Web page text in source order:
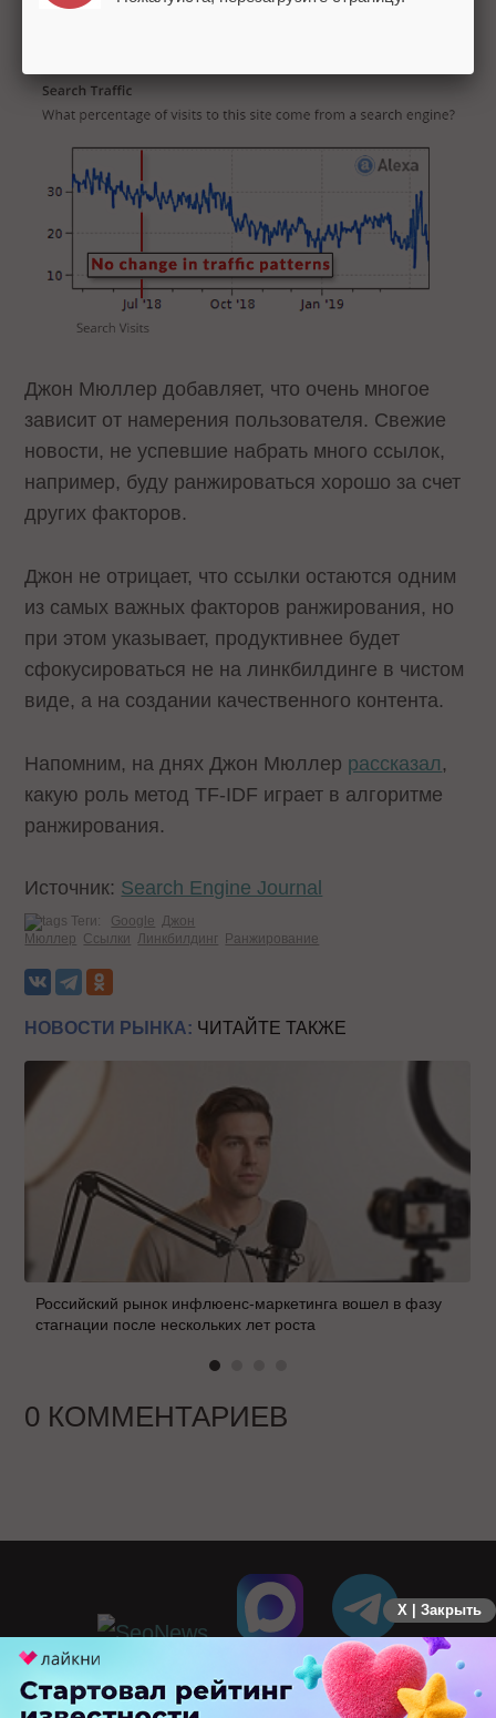
Джон Мюллер добавляет, что очень многое
зависит от намерения пользователя. Свежие
новости, не успевшие набрать много ссылок,
например, буду ранжироваться хорошо за счет
других факторов.
Джон не отрицает, что ссылки остаются одним
из самых важных факторов ранжирования, но
при этом указывает, продуктивнее будет
сфокусироваться не на линкбилдинге в чистом
виде, а на создании качественного контента.
Напомним, на днях Джон Мюллер рассказал ,
какую роль метод TF-IDF играет в алгоритме
ранжирования.
Источник: Search Engine Journal
Теги: Google Джон
Мюллер Ссылки Линкбилдинг Ранжирование
НОВОСТИ РЫНКА: ЧИТАЙТЕ ТАКЖЕ
Российский рынок инфлюенс-маркетинга вошел в фазу
стагнации после нескольких лет роста
0 КОММЕНТАРИЕВ
X | Закрыть
ПЕРЕЙТИ НА ПОЛНУЮ ВЕРСИЮ
© SEOnews.ru Все права защищены. 2026